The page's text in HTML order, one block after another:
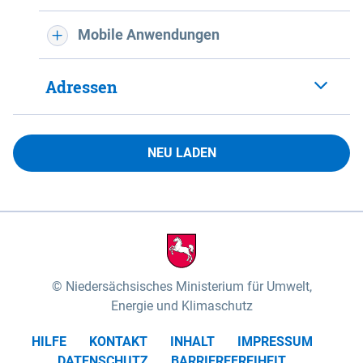
Mobile Anwendungen
Adressen
NEU LADEN
Niedersächsisches Ministerium für Umwelt,
Energie und Klimaschutz
HILFE KONTAKT INHALT
IMPRESSUM